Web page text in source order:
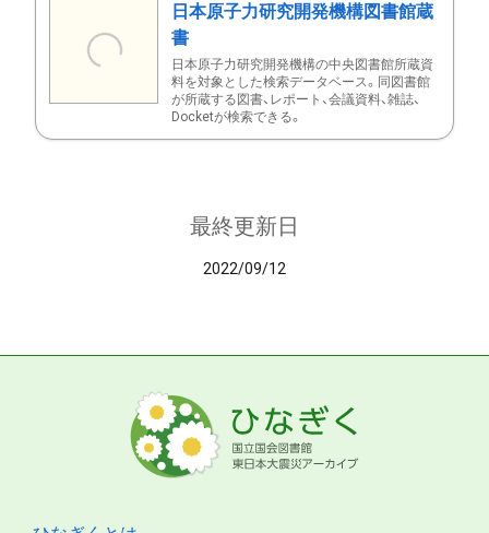
日本原子力研究開発機構図書館蔵
書
日本原子力研究開発機構の中央図書館所蔵資
料を対象とした検索データベース。同図書館
が所蔵する図書、レポート、会議資料、雑誌、
Docketが検索できる。
最終更新日
2022/09/12